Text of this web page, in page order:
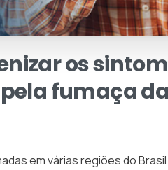
os
pelafumaça
em várias regiões do